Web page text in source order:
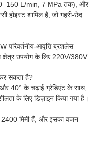
L/min, 7 MPa तक), और
होइस्ट शामिल है, जो गहरी-छेद
आवृत्ति ब्रशलेस
उपयोग के लिए 220V/380V
सकता है?
40° के चढ़ाई ग्रेडिएंट के साथ,
के लिए डिज़ाइन किया गया है।
मिमी हैं, और इसका वजन